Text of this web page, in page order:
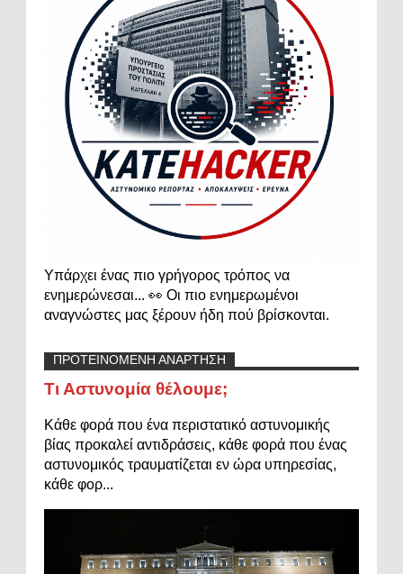
Υπάρχει ένας πιο γρήγορος τρόπος να
ενημερώνεσαι... 👀 Οι πιο ενημερωμένοι
αναγνώστες μας ξέρουν ήδη πού βρίσκονται.
ΠΡΟΤΕΙΝΟΜΕΝΗ ΑΝΑΡΤΗΣΗ
Τι Αστυνομία θέλουμε;
Κάθε φορά που ένα περιστατικό αστυνομικής
βίας προκαλεί αντιδράσεις, κάθε φορά που ένας
αστυνομικός τραυματίζεται εν ώρα υπηρεσίας,
κάθε φορ...